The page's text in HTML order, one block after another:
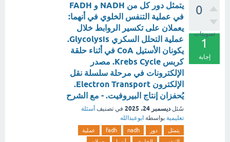
0
تصويتات
1
إجابة
يتمثل دور كل من NADH و FADH
في عملية التنفس الخلوي في أنهما:
يعملان على تكسير الروابط خلال
عملية التحلل السكري Glycolysis.
يكونان الأستيل CoA في أثناء حلقة
كربس Krebs Cycle. مصدر
الإلكترونات في مرحلة سلسلة نقل
الإلكترون Electron Transport.
يُحفزان إنتاج البيروفيت. - مع الشرح
سُئل ديسمبر 24، 2025 في تصنيف أسئلة
تعليمية بواسطة ابوعبدالله
يتمثل دور nadh
fadh
عملية